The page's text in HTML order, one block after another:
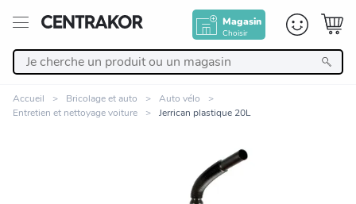
Magasin
Choisir
Accueil Bricolage et auto
Auto vélo
Entretien et nettoyage voiture
Jerrican plastique 20L